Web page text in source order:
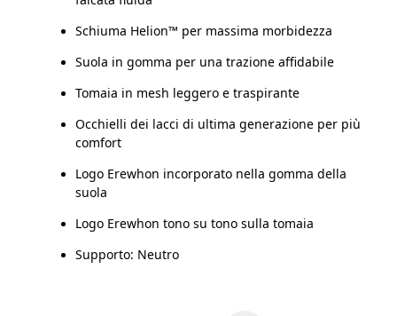
Schiuma Helion™ per massima morbidezza
Suola in gomma per una trazione affidabile
Tomaia in mesh leggero e traspirante
Occhielli dei lacci di ultima generazione per più
comfort
Logo Erewhon incorporato nella gomma della
suola
Logo Erewhon tono su tono sulla tomaia
Supporto: Neutro